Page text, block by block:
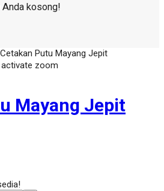
Anda kosong!
Cetakan Putu Mayang Jepit
activate zoom
Mayang Jepit